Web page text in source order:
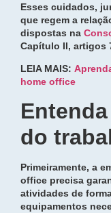
Esses cuidados,
que regem a
dispostas na
Capítulo II, artigos
LEIA MAIS:
home office
do
Primeiramente, a
office precisa
atividades de
equipamentos